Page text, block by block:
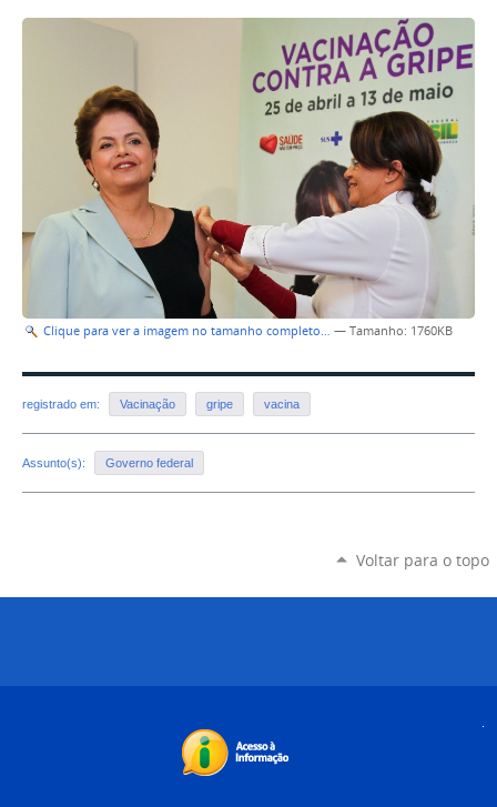
Clique para ver a imagem no tamanho completo… — Tamanho: 1760KB
registrado em: Vacinação gripe vacina
Assunto(s): Governo federal
Voltar para o topo